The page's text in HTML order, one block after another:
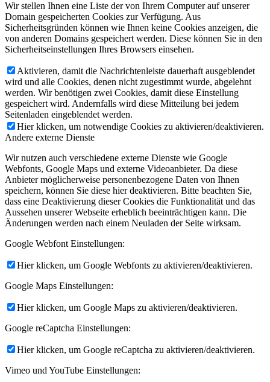
Wir stellen Ihnen eine Liste der von Ihrem Computer auf unserer
Domain gespeicherten Cookies zur Verfügung. Aus
Sicherheitsgründen können wie Ihnen keine Cookies anzeigen, die
von anderen Domains gespeichert werden. Diese können Sie in den
Sicherheitseinstellungen Ihres Browsers einsehen.
Aktivieren, damit die Nachrichtenleiste dauerhaft ausgeblendet
wird und alle Cookies, denen nicht zugestimmt wurde, abgelehnt
werden. Wir benötigen zwei Cookies, damit diese Einstellung
gespeichert wird. Andernfalls wird diese Mitteilung bei jedem
Seitenladen eingeblendet werden.
Hier klicken, um notwendige Cookies zu aktivieren/deaktivieren.
Andere externe Dienste
Wir nutzen auch verschiedene externe Dienste wie Google
Webfonts, Google Maps und externe Videoanbieter. Da diese
Anbieter möglicherweise personenbezogene Daten von Ihnen
speichern, können Sie diese hier deaktivieren. Bitte beachten Sie,
dass eine Deaktivierung dieser Cookies die Funktionalität und das
Aussehen unserer Webseite erheblich beeinträchtigen kann. Die
Änderungen werden nach einem Neuladen der Seite wirksam.
Google Webfont Einstellungen:
Hier klicken, um Google Webfonts zu aktivieren/deaktivieren.
Google Maps Einstellungen:
Hier klicken, um Google Maps zu aktivieren/deaktivieren.
Google reCaptcha Einstellungen:
Hier klicken, um Google reCaptcha zu aktivieren/deaktivieren.
Vimeo und YouTube Einstellungen: